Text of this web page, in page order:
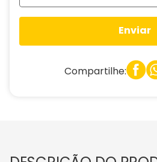
Enviar
Compartilhe: